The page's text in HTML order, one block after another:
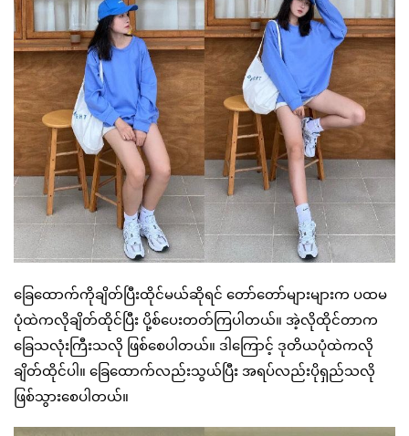
ခြေထောက်ကိုချိတ်ပြီးထိုင်မယ်ဆိုရင် တော်တော်များများက ပထမ
ပုံထဲကလိုချိတ်ထိုင်ပြီး ပို့စ်ပေးတတ်ကြပါတယ်။ အဲ့လိုထိုင်တာက
ခြေသလုံးကြီးသလို ဖြစ်စေပါတယ်။ ဒါကြောင့် ဒုတိယပုံထဲကလို
ချိတ်ထိုင်ပါ။ ခြေထောက်လည်းသွယ်ပြီး အရပ်လည်းပိုရှည်သလို
ဖြစ်သွားစေပါတယ်။